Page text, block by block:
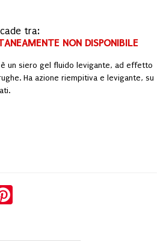
tra:
NON DISPONIBILE
un siero gel fluido levigante, ad effetto
Ha azione riempitiva e levigante, su